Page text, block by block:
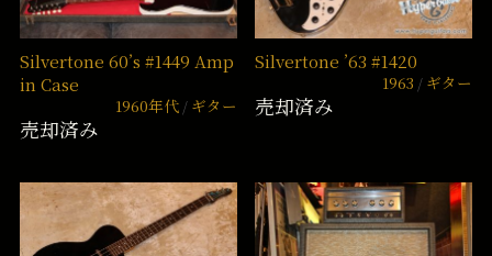
Silvertone 60’s #1449 Amp
in Case
1960年代 ギター
売却済み
Silvertone ’63 #1420
1963 ギター
売却済み